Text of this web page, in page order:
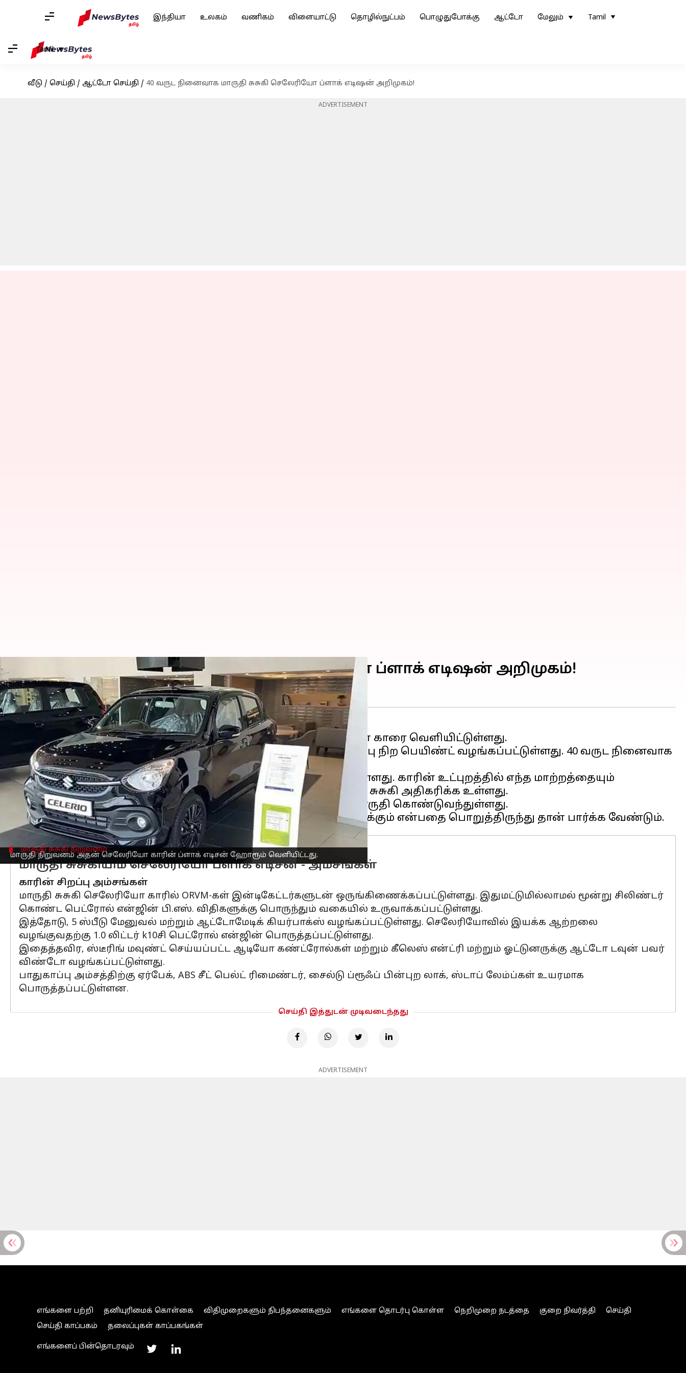
இந்தியா உலகம் வணிகம் விளையாட்டு தொழில்நுட்பம் பொழுதுபோக்கு ஆட்டோ மேலும் Tamil
Tamil
வீடு / செய்தி / ஆட்டோ செய்தி / 40 வருட நினைவாக மாருதி சுசுகி செலேரியோ ப்ளாக் எடிஷன் அறிமுகம்!
ADVERTISEMENT
மாருதி நிறுவனம் அதன் செலேரியோ காரின் ப்ளாக் எடிசன் ஹோரூம் வெளியிட்டது.
40 வருட நினைவாக மாருதி சுசுகி செலேரியோ ப்ளாக் எடிஷன் அறிமுகம்!
எழுதியவர் Siranjeevi Apr 01, 2023 01:49 pm
செய்தி முன்னோட்டம்
பிரபல கார் நிறுவனமானமாருதி சுசுகிசெலேரியோ ப்ளாக் எடிஷன் காரை வெளியிட்டுள்ளது.
இந்த ப்ளாக் எடிஷன் அனைத்து கார்களுக்கும் பேர்ல் மிட்நைட் கருப்பு நிற பெயிண்ட் வழங்கப்பட்டுள்ளது. 40 வருட நினைவாக
மாருதி இந்த ப்ளாக் எடிஷன் அறிமுகப்படுத்துகிறது.
தற்போது இந்த காரின் எக்ஸ்ஷோரூம் விலையாக 5.35 லட்சமாக உள்ளது. காரின் உட்புறத்தில் எந்த மாற்றத்தையும்
செய்யவில்லை. ஆனால் ஏப்ரல் முதல் கார்களின் விலையை மாருதி சுசுகி அதிகரிக்க உள்ளது.
முக்கியமாக டாப் வேரியண்ட்களில் மட்டுமே பிளாக் எடிசன்களை மாருதி கொண்டுவந்துள்ளது.
மாருதி சுசுகி நிறுவனம்
மாருதி சுசுகியிம் செலேரியோ ப்ளாக் எடிசன் - அம்சங்கள்
காரின் சிறப்பு அம்சங்கள்
மாருதி சுசுகி செலேரியோ காரில் ORVM-கள் இன்டிகேட்டர்களுடன் ஒருங்கிணைக்கப்பட்டுள்ளது. இதுமட்டுமில்லாமல் மூன்று சிலிண்டர்
கொண்ட பெட்ரோல் என்ஜின் பி.எஸ். விதிகளுக்கு பொருந்தும் வகையில் உருவாக்கப்பட்டுள்ளது.
இத்தோடு, 5 ஸ்பீடு மேனுவல் மற்றும் ஆட்டோமேடிக் கியர்பாக்ஸ் வழங்கப்பட்டுள்ளது. செலேரியோவில் இயக்க ஆற்றலை
வழங்குவதற்கு 1.0 லிட்டர் k10சி பெட்ரோல் என்ஜின் பொருத்தப்பட்டுள்ளது.
இதைத்தவிர, ஸ்டீரிங் மவுண்ட் செய்யப்பட்ட ஆடியோ கண்ட்ரோல்கள் மற்றும் கீலெஸ் என்ட்ரி மற்றும் ஓட்டுனருக்கு ஆட்டோ டவுன் பவர்
விண்டோ வழங்கப்பட்டுள்ளது.
பாதுகாப்பு அம்சத்திற்கு ஏர்பேக், ABS சீட் பெல்ட் ரிமைண்டர், சைல்டு ப்ரூஃப் பின்புற லாக், ஸ்டாப் லேம்ப்கள் உயரமாக
பொருத்தப்பட்டுள்ளன.
செய்தி இத்துடன் முடிவடைந்தது
ADVERTISEMENT
எங்களை பற்றி தனியுரிமைக் கொள்கை விதிமுறைகளும் நிபந்தனைகளும் எங்களை தொடர்பு கொள்ள நெறிமுறை நடத்தை குறை நிவர்த்தி
செய்தி
செய்தி காப்பகம்
தலைப்புகள் காப்பகங்கள்
எங்களைப் பின்தொடரவும்